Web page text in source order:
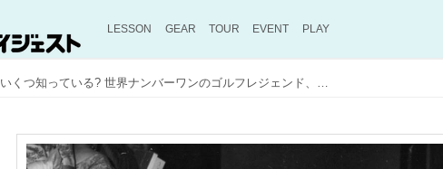
LESSON GEAR TOUR EVENT PLAY
いくつ知っている? 世界ナンバーワンのゴルフレジェンド、ジャック・ニクラスにまつわる10のトリビア